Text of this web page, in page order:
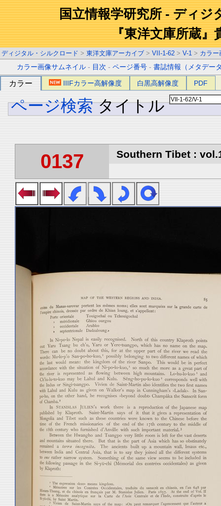
国立情報学研究所 - ディジ
『東洋文庫所蔵』
ディジタル・シルクロード > 東洋文庫アーカイブ > VII-1-62 > V-1 > カラー
カラー画像サムネイル - 目次 -ページ番号 -書誌情報（メタデー
カラー IIIFカラー高解像度 白黒高解像度 PDF
ページ検索 タイトル
0137 Southern Tibet :